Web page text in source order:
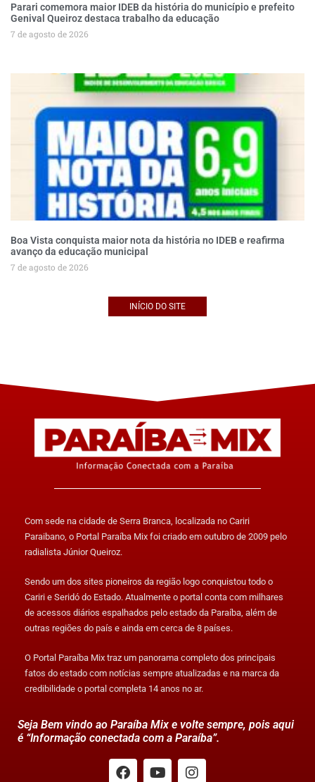
Parari comemora maior IDEB da história do município e prefeito
Genival Queiroz destaca trabalho da educação
7 de agosto de 2026
Boa Vista conquista maior nota da história no IDEB e reafirma
avanço da educação municipal
7 de agosto de 2026
INÍCIO DO SITE
Com sede na cidade de Serra Branca, localizada no Cariri
Paraibano, o Portal Paraíba Mix foi criado em outubro de 2009 pelo
radialista Júnior Queiroz.
Sendo um dos sites pioneiros da região logo conquistou todo o
Cariri e Seridó do Estado. Atualmente o portal conta com milhares
de acessos diários espalhados pelo estado da Paraíba, além de
outras regiões do país e ainda em cerca de 8 países.
O Portal Paraíba Mix traz um panorama completo dos principais
fatos do estado com notícias sempre atualizadas e na marca da
credibilidade o portal completa 14 anos no ar.
Seja Bem vindo ao Paraíba Mix e volte sempre, pois aqui
é “Informação conectada com a Paraíba”.